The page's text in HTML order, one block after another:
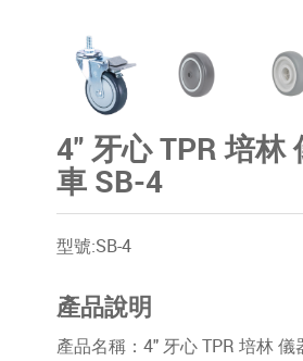
4" 牙心 TPR 培林
車 SB-4
型號:SB-4
產品說明
產品名稱：4" 牙心 TPR 培林 儀